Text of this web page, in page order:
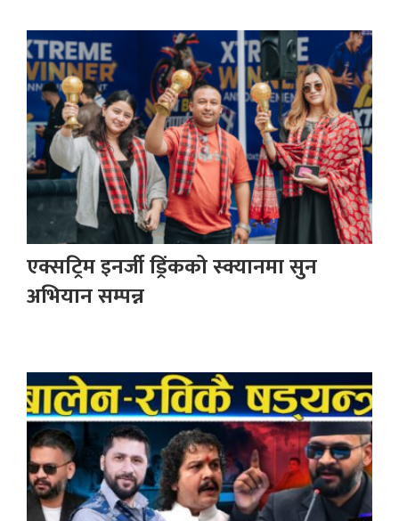
एक्सट्रिम इनर्जी ड्रिंकको स्क्यानमा सुन
अभियान सम्पन्न